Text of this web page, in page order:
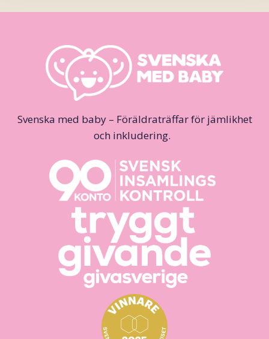
Svenska med baby – Föräldraträffar för jämlikhet
och inkludering.